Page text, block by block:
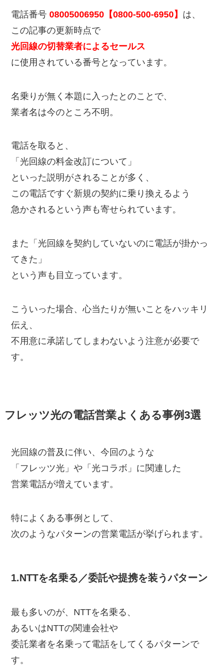
電話番号08005006950【0800-500-6950】 は、
この記事の更新時点で
光回線の切替業者によるセールス
に使用されている番号となっています。
名乗りが無く本題に入ったとのことで、
業者名は今のところ不明。
電話を取ると、
「光回線の料金改訂について」
といった説明がされることが多く、
この電話ですぐ新規の契約に乗り換えるよう
急かされるという声も寄せられています。
また「光回線を契約していないのに電話が掛かっ
てきた」
という声も目立っています。
こういった場合、心当たりが無いことをハッキリ
伝え、
不用意に承諾してしまわないよう注意が必要で
す。
フレッツ光の電話営業よくある事例3選
光回線の普及に伴い、今回のような
「フレッツ光」や「光コラボ」に関連した
営業電話が増えています。
特によくある事例として、
次のようなパターンの営業電話が挙げられます。
1.NTTを名乗る／委託や提携を装うパターン
最も多いのが、NTTを名乗る、
あるいはNTTの関連会社や
委託業者を名乗って電話をしてくるパターンで
す。